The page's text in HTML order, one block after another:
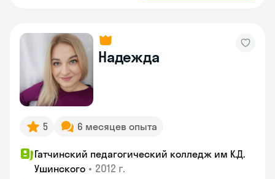
Надежда
5 6 месяцев опыта
Гатчинский педагогический колледж им К.Д.
Ушинского • 2012 г.